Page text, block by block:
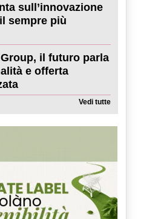
sull’innovazione
sempre più
il futuro parla
e offerta
Vedi tutte